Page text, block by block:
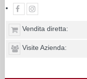
Vendita diretta:
Visite Azienda: